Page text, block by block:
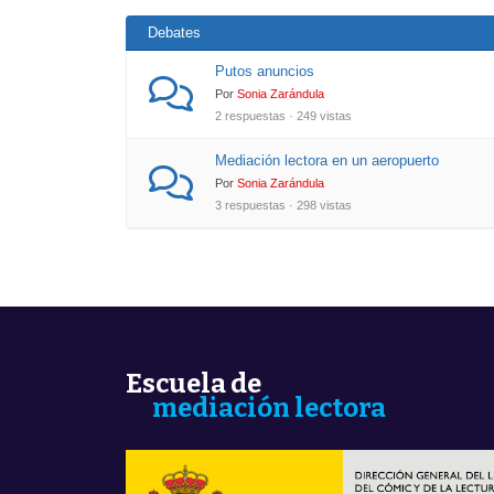
Debates
Putos anuncios
Por Sonia Zarándula
2 respuestas · 249 vistas
Mediación lectora en un aeropuerto
Por Sonia Zarándula
3 respuestas · 298 vistas
Escuela de
mediación lectora